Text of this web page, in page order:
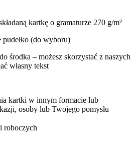
kartkę o gramaturze 270 g/m²
(do wyboru)
środka – możesz skorzystać z naszych
własny tekst
kartki w innym formacie lub
osoby lub Twojego pomysłu
roboczych